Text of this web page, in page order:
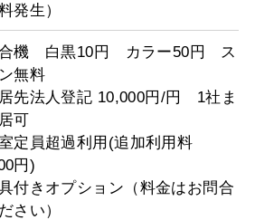
発生）
合機 白黒10円 カラー50円 ス
無料
居先法人登記 10,000円/円 1社ま
可
室定員超過利用(追加利用料
円)
具付きオプション（料金はお問合
さい）